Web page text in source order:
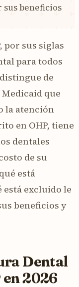
beneficios
por sus siglas
para todos
de
que
la atención
en OHP, tiene
dentales
de su
está
excluido le
beneficios y
Dental
2026